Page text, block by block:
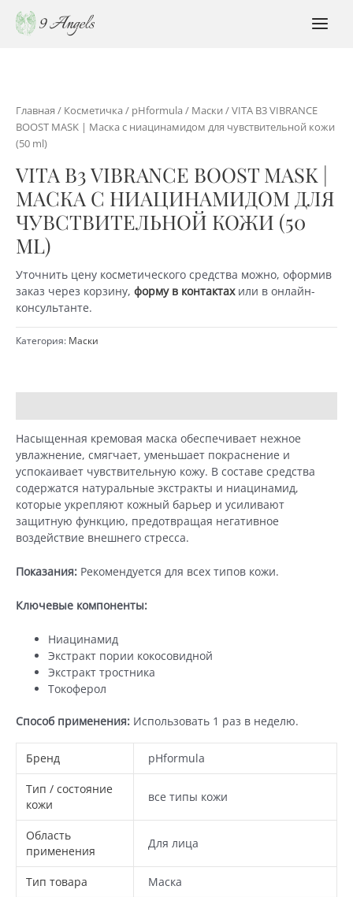
Перейти
содержимому
Главная / Косметичка / pHformula / Маски / VITA B3 VIBRANCE
BOOST MASK | Маска с ниацинамидом для чувствительной кожи
(50 ml)
VITA B3 VIBRANCE BOOST MASK |
МАСКА С НИАЦИНАМИДОМ ДЛЯ
ЧУВСТВИТЕЛЬНОЙ КОЖИ (50
ML)
Уточнить цену косметического средства можно, оформив
заказ через корзину, форму в контактахили в онлайн-
консультанте.
Категория: Маски
Насыщенная кремовая маска обеспечивает нежное
увлажнение, смягчает, уменьшает покраснение и
успокаивает чувствительную кожу. В составе средства
содержатся натуральные экстракты и ниацинамид,
которые укрепляют кожный барьер и усиливают
защитную функцию, предотвращая негативное
воздействие внешнего стресса.
Показания: Рекомендуется для всех типов кожи.
Ключевые компоненты:
Ниацинамид
Экстракт пории кокосовидной
Экстракт тростника
Токоферол
Способ применения: Использовать 1 раз в неделю.
Бренд pHformula
Тип / состояние
кожи
все типы кожи
Область
применения
Для лица
Тип товара Маска